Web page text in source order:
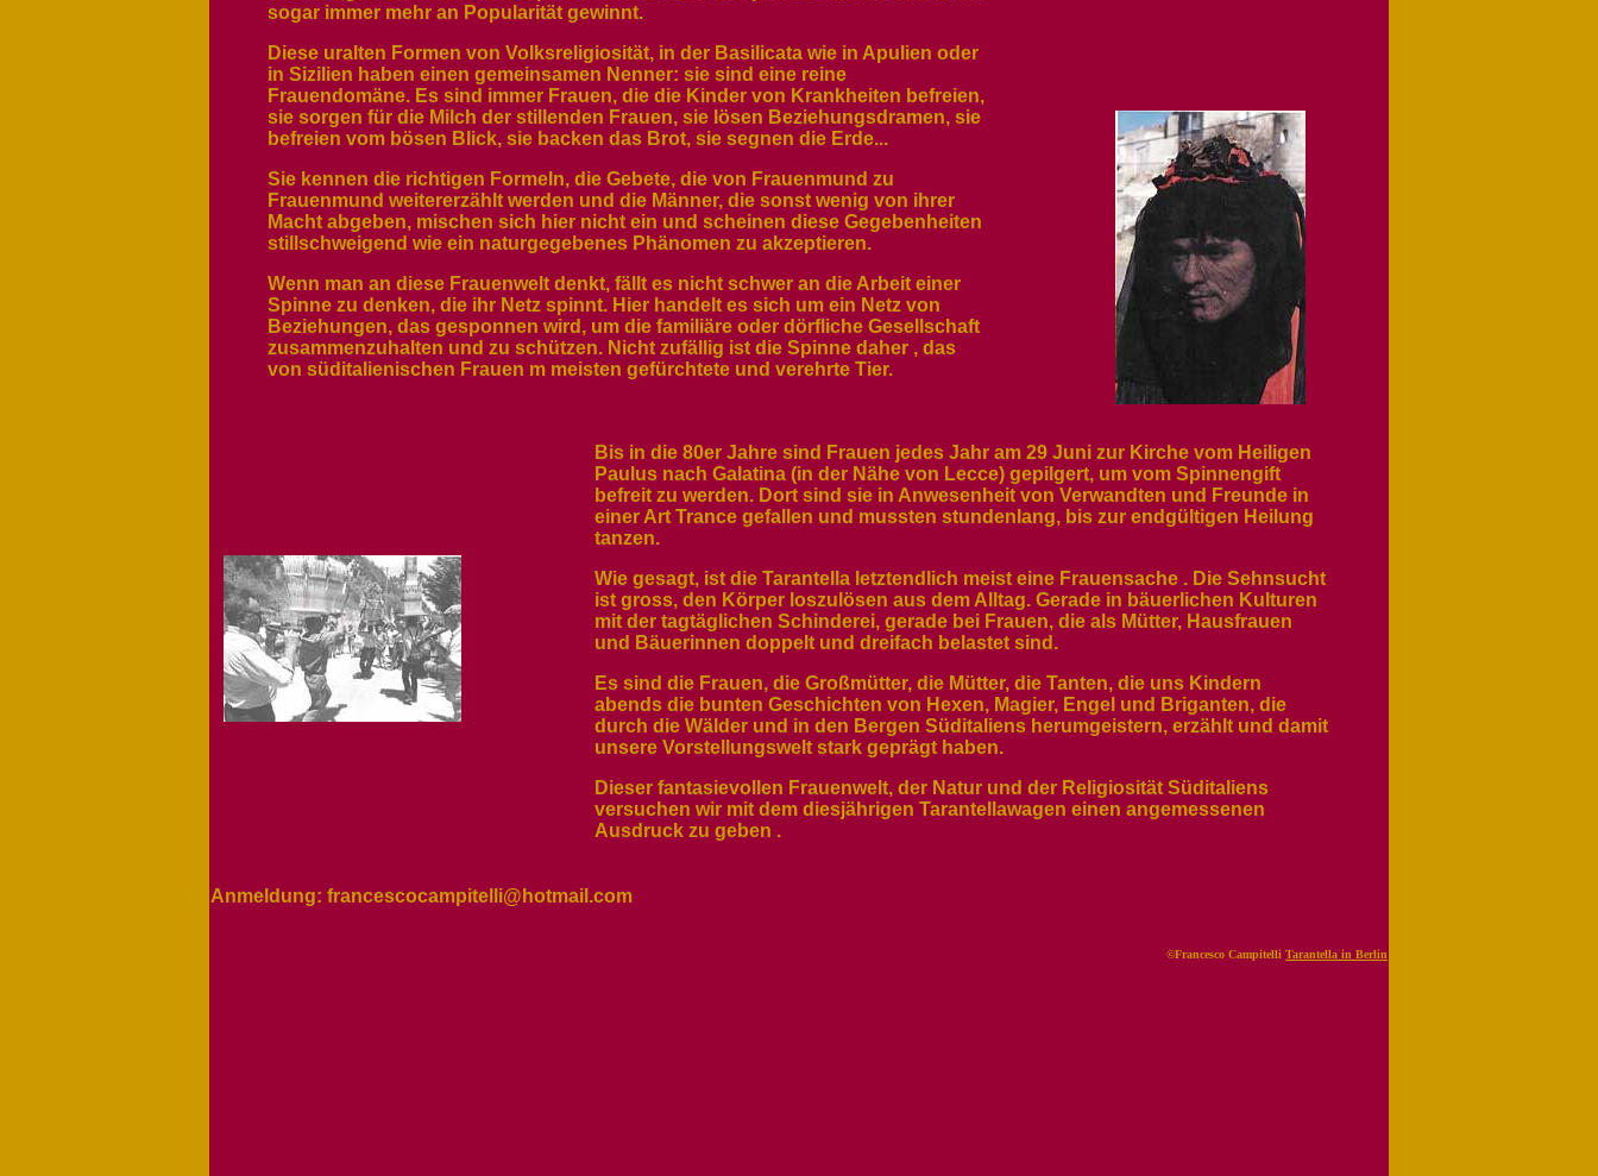
sogar immer mehr an Popularität gewinnt.
Diese uralten Formen von Volksreligiosität, in der Basilicata wie in Apulien oder
in Sizilien haben einen gemeinsamen Nenner: sie sind eine reine
Frauendomäne. Es sind immer Frauen, die die Kinder von Krankheiten befreien,
sie sorgen für die Milch der stillenden Frauen, sie lösen Beziehungsdramen, sie
befreien vom bösen Blick, sie backen das Brot, sie segnen die Erde...
Sie kennen die richtigen Formeln, die Gebete, die von Frauenmund zu
Frauenmund weitererzählt werden und die Männer, die sonst wenig von ihrer
Macht abgeben, mischen sich hier nicht ein und scheinen diese Gegebenheiten
stillschweigend wie ein naturgegebenes Phänomen zu akzeptieren.
Wenn man an diese Frauenwelt denkt, fällt es nicht schwer an die Arbeit einer
Spinne zu denken, die ihr Netz spinnt. Hier handelt es sich um ein Netz von
Beziehungen, das gesponnen wird, um die familiäre oder dörfliche Gesellschaft
zusammenzuhalten und zu schützen. Nicht zufällig ist die Spinne daher , das
von süditalienischen Frauen m meisten gefürchtete und verehrte Tier.
Bis in die 80er Jahre sind Frauen jedes Jahr am 29 Juni zur Kirche vom Heiligen
Paulus nach Galatina (in der Nähe von Lecce) gepilgert, um vom Spinnengift
befreit zu werden. Dort sind sie in Anwesenheit von Verwandten und Freunde in
einer Art Trance gefallen und mussten stundenlang, bis zur endgültigen Heilung
tanzen.
Wie gesagt, ist die Tarantella letztendlich meist eine Frauensache . Die Sehnsucht
ist gross, den Körper loszulösen aus dem Alltag. Gerade in bäuerlichen Kulturen
mit der tagtäglichen Schinderei, gerade bei Frauen, die als Mütter, Hausfrauen
und Bäuerinnen doppelt und dreifach belastet sind.
Es sind die Frauen, die Großmütter, die Mütter, die Tanten, die uns Kindern
abends die bunten Geschichten von Hexen, Magier, Engel und Briganten, die
durch die Wälder und in den Bergen Süditaliens herumgeistern, erzählt und damit
unsere Vorstellungswelt stark geprägt haben.
Dieser fantasievollen Frauenwelt, der Natur und der Religiosität Süditaliens
versuchen wir mit dem diesjährigen Tarantellawagen einen angemessenen
Ausdruck zu geben .
Anmeldung: francescocampitelli@hotmail.com
©Francesco Campitelli Tarantella in Berlin